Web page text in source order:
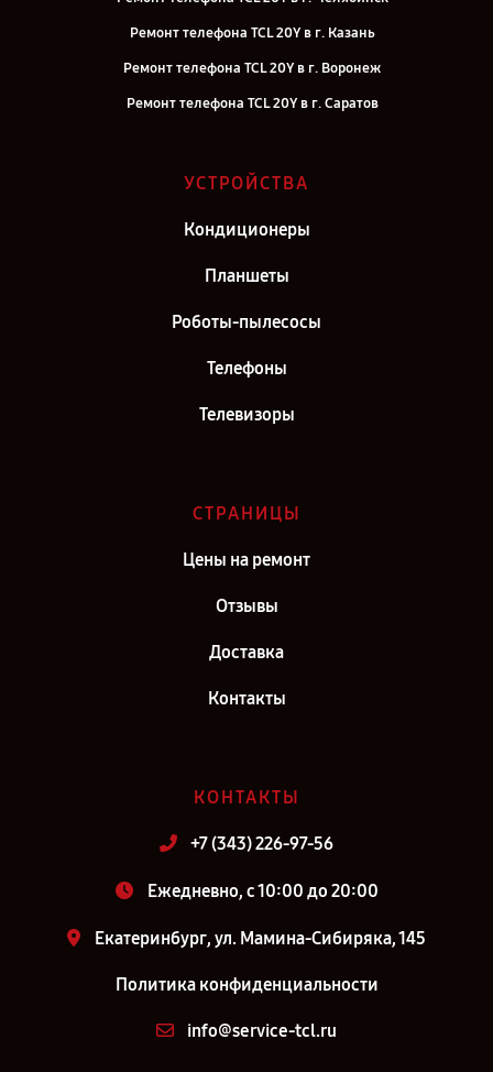
Ремонт телефона TCL 20Y в г. Казань
Ремонт телефона TCL 20Y в г. Воронеж
Ремонт телефона TCL 20Y в г. Саратов
Ремонт телефона TCL 20Y в г. Киров
Ремонт телефона TCL 20Y в г. Санкт-Петербург
УСТРОЙСТВА
Кондиционеры
Планшеты
Роботы-пылесосы
Телефоны
Телевизоры
СТРАНИЦЫ
Цены на ремонт
Отзывы
Доставка
Контакты
КОНТАКТЫ
+7 (343) 226-97-56
Ежедневно, с 10:00 до 20:00
Екатеринбург, ул. Мамина-Сибиряка, 145
Политика конфиденциальности
info@service-tcl.ru